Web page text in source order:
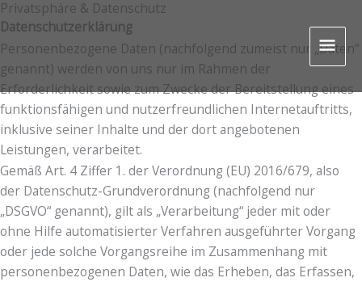
Zum
Inhalt
springen
Privatsphäre & Datenschutz
Datenschutzerklärung
Personenbezogene Daten (nachfolgend zumeist nur „Daten“
genannt) werden von uns nur im Rahmen der
Erforderlichkeit sowie zum Zwecke der Bereitstellung eines
funktionsfähigen und nutzerfreundlichen Internetauftritts,
inklusive seiner Inhalte und der dort angebotenen
Leistungen, verarbeitet.
Gemäß Art. 4 Ziffer 1. der Verordnung (EU) 2016/679, also
der Datenschutz-Grundverordnung (nachfolgend nur
„DSGVO“ genannt), gilt als „Verarbeitung“ jeder mit oder
ohne Hilfe automatisierter Verfahren ausgeführter Vorgang
oder jede solche Vorgangsreihe im Zusammenhang mit
personenbezogenen Daten, wie das Erheben, das Erfassen,
Menü